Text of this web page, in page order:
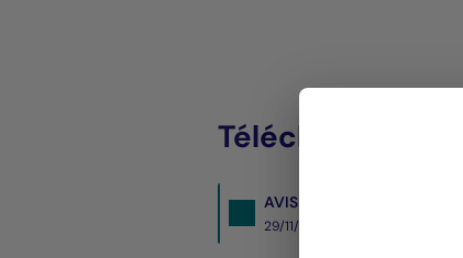
Télécharger le
AVIS AUX ACTIONNAIRES
29/11/2021- PDF